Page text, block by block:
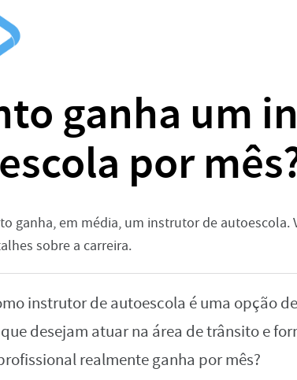
ganha um
por
ganha, em média, um instrutor de autoescola.
sobre a carreira.
instrutor de autoescola é uma opção
desejam atuar na área de trânsito e
realmente ganha por mês?